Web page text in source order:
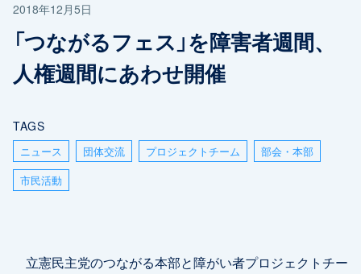
2018年12月5日
「つながるフェス」を障害者週間、
人権週間にあわせ開催
TAGS
ニュース 団体交流 プロジェクトチーム
部会・本部
市民活動
立憲民主党のつながる本部と障がい者プロジェクトチー